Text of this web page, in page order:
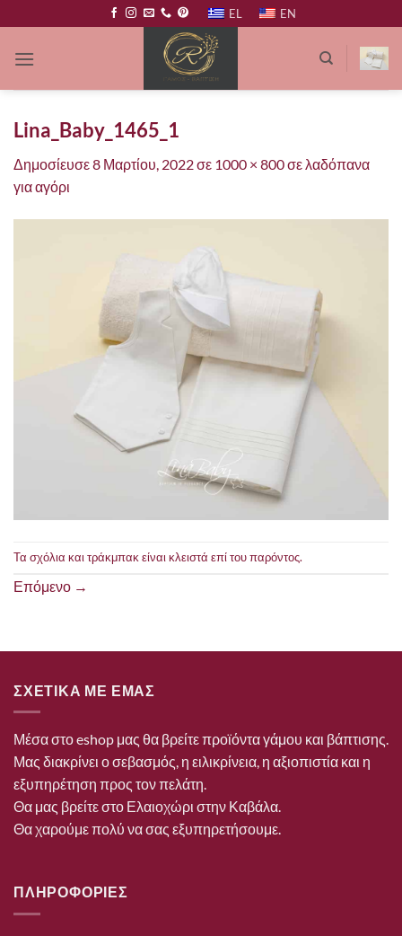
στο
περιεχόμενο
EL EN
Lina_Baby_1465_1
Δημοσίευσε8 Μαρτίου, 2022σε 1000 × 800σελαδόπανα
για αγόρι
Τα σχόλια και τράκμπακ είναι κλειστά επί του παρόντος.
Επόμενο →
ΣΧΕΤΙΚΑ ΜΕ ΕΜΑΣ
Μέσα στο eshop μας θα βρείτε προϊόντα γάμου και βάπτισης.
Μας διακρίνει ο σεβασμός, η ειλικρίνεια, η αξιοπιστία και η
εξυπηρέτηση προς τον πελάτη.
Θα μας βρείτε στο Ελαιοχώρι στην Καβάλα.
Θα χαρούμε πολύ να σας εξυπηρετήσουμε.
ΠΛΗΡΟΦΟΡΙΕΣ